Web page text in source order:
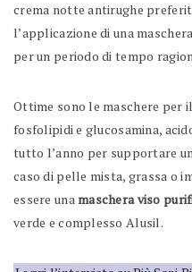
crema notte antirughe
l’applicazione di una
per un periodo di tempo
Ottime sono le maschere per
fosfolipidi e glucosamina,
tutto l’anno per supportare
caso di pelle mista, grassa o
essere unamaschera viso
verde e complesso Alusil.